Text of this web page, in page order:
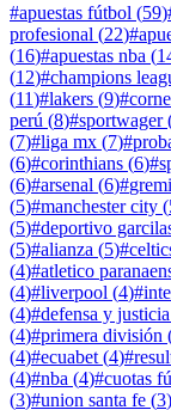
#apuestas fútbol (59)
profesional (22)#
(16)#apuestas nba (
(12)#champions
(11)#lakers (9)#
perú (8)#sportwager
(7)#liga mx (7)#
(6)#corinthians (6)#
(6)#arsenal (6)#
(5)#manchester city (
(5)#deportivo
(5)#alianza (5)#
(4)#atletico
(4)#liverpool (4)#
(4)#defensa y justicia
(4)#primera división
(4)#ecuabet (4)#
(4)#nba (4)#cuotas
(3)#union santa fe (3)